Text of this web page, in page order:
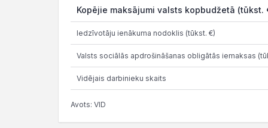
Kopējie maksājumi valsts kopbudžetā (tūkst.
Iedzīvotāju ienākuma nodoklis (tūkst. €)
Valsts sociālās apdrošināšanas obligātās iemaksas
Vidējais darbinieku skaits
Avots: VID